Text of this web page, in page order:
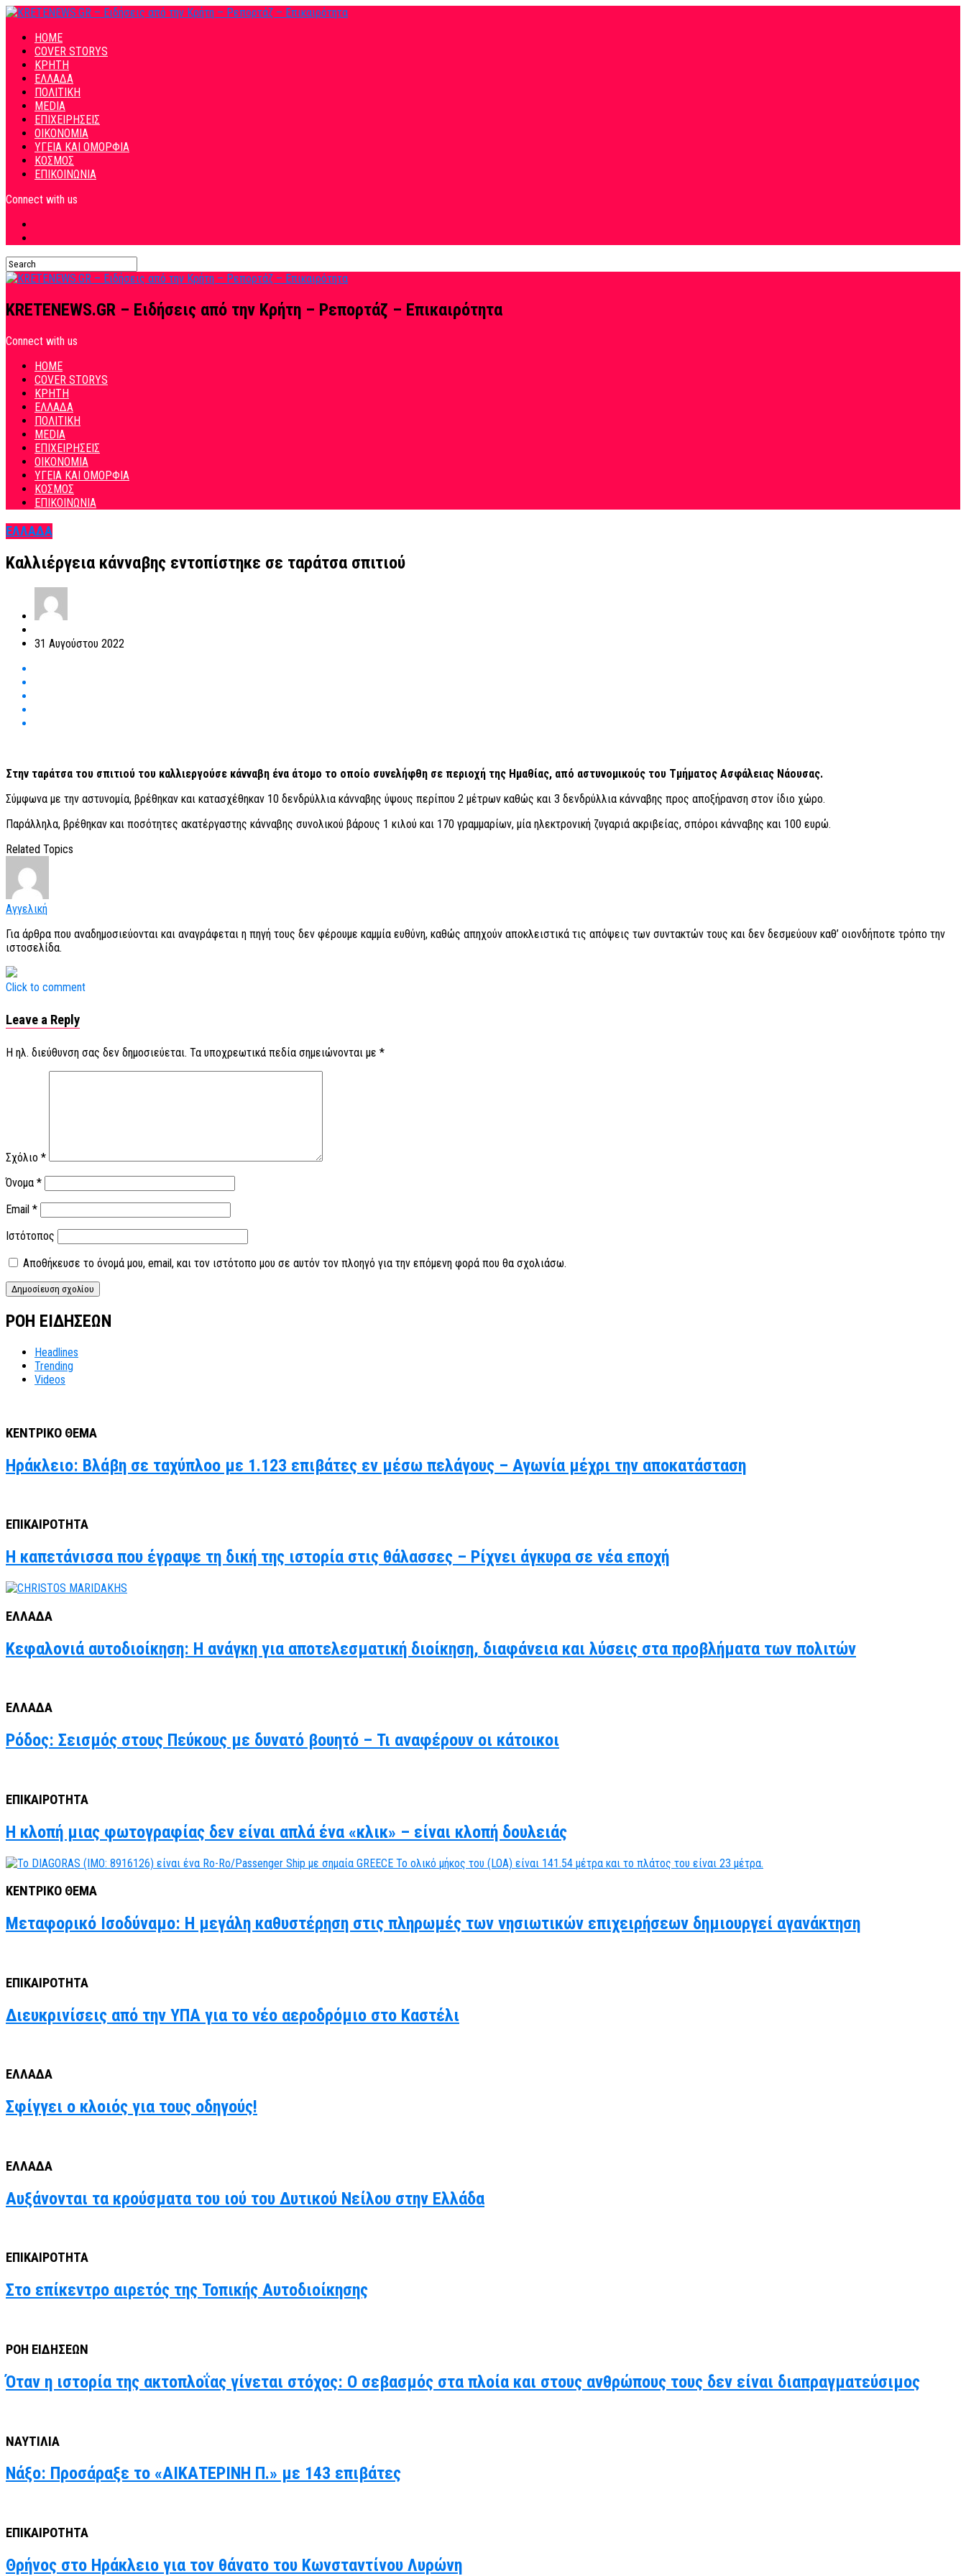
HOME
COVER STORYS
ΚΡΗΤΗ
ΕΛΛΑΔΑ
ΠΟΛΙΤΙΚΗ
MEDIA
ΕΠΙΧΕΙΡΗΣΕΙΣ
ΟΙΚΟΝΟΜΙΑ
ΥΓΕΙΑ ΚΑΙ ΟΜΟΡΦΙΑ
ΚΟΣΜΟΣ
ΕΠΙΚΟΙΝΩΝΙΑ
Connect with us
KRETENEWS.GR – Ειδήσεις από την Κρήτη – Ρεπορτάζ – Επικαιρότητα
Connect with us
HOME
COVER STORYS
ΚΡΗΤΗ
ΕΛΛΑΔΑ
ΠΟΛΙΤΙΚΗ
MEDIA
ΕΠΙΧΕΙΡΗΣΕΙΣ
ΟΙΚΟΝΟΜΙΑ
ΥΓΕΙΑ ΚΑΙ ΟΜΟΡΦΙΑ
ΚΟΣΜΟΣ
ΕΠΙΚΟΙΝΩΝΙΑ
ΕΛΛΑΔΑ
Καλλιέργεια κάνναβης εντοπίστηκε σε ταράτσα σπιτιού
31 Αυγούστου 2022
Στην ταράτσα του σπιτιού του καλλιεργούσε κάνναβη ένα άτομο το οποίο συνελήφθη σε περιοχή της Ημαθίας, από αστυνομικούς του Τμήματος Ασφάλειας Νάουσας.
Σύμφωνα με την αστυνομία, βρέθηκαν και κατασχέθηκαν 10 δενδρύλλια κάνναβης ύψους περίπου 2 μέτρων καθώς και 3 δενδρύλλια κάνναβης προς αποξήρανση στον ίδιο χώρο.
Παράλληλα, βρέθηκαν και ποσότητες ακατέργαστης κάνναβης συνολικού βάρους 1 κιλού και 170 γραμμαρίων, μία ηλεκτρονική ζυγαριά ακριβείας, σπόροι κάνναβης και 100 ευρώ.
Related Topics
Αγγελική
Για άρθρα που αναδημοσιεύονται και αναγράφεται η πηγή τους δεν φέρουμε καμμία ευθύνη, καθώς απηχούν αποκλειστικά τις απόψεις των συντακτών τους και δεν δεσμεύουν καθ’ οιονδήποτε τρόπο την
ιστοσελίδα.
Click to comment
Leave a Reply
Η ηλ. διεύθυνση σας δεν δημοσιεύεται. Τα υποχρεωτικά πεδία σημειώνονται με *
Σχόλιο *
Όνομα *
Email *
Ιστότοπος
Αποθήκευσε το όνομά μου, email, και τον ιστότοπο μου σε αυτόν τον πλοηγό για την επόμενη φορά που θα σχολιάσω.
ΡΟΗ ΕΙΔΗΣΕΩΝ
Headlines
Trending
Videos
ΚΕΝΤΡΙΚΟ ΘΕΜΑ
Ηράκλειο: Βλάβη σε ταχύπλοο με 1.123 επιβάτες εν μέσω πελάγους – Αγωνία μέχρι την αποκατάσταση
ΕΠΙΚΑΙΡΟΤΗΤΑ
Η καπετάνισσα που έγραψε τη δική της ιστορία στις θάλασσες – Ρίχνει άγκυρα σε νέα εποχή
ΕΛΛΑΔΑ
Κεφαλονιά αυτοδιοίκηση: Η ανάγκη για αποτελεσματική διοίκηση, διαφάνεια και λύσεις στα προβλήματα των πολιτών
ΕΛΛΑΔΑ
Ρόδος: Σεισμός στους Πεύκους με δυνατό βουητό – Τι αναφέρουν οι κάτοικοι
ΕΠΙΚΑΙΡΟΤΗΤΑ
Η κλοπή μιας φωτογραφίας δεν είναι απλά ένα «κλικ» – είναι κλοπή δουλειάς
ΚΕΝΤΡΙΚΟ ΘΕΜΑ
Μεταφορικό Ισοδύναμο: Η μεγάλη καθυστέρηση στις πληρωμές των νησιωτικών επιχειρήσεων δημιουργεί αγανάκτηση
ΕΠΙΚΑΙΡΟΤΗΤΑ
Διευκρινίσεις από την ΥΠΑ για το νέο αεροδρόμιο στο Καστέλι
ΕΛΛΑΔΑ
Σφίγγει ο κλοιός για τους οδηγούς!
ΕΛΛΑΔΑ
Αυξάνονται τα κρούσματα του ιού του Δυτικού Νείλου στην Ελλάδα
ΕΠΙΚΑΙΡΟΤΗΤΑ
Στο επίκεντρο αιρετός της Τοπικής Αυτοδιοίκησης
ΡΟΗ ΕΙΔΗΣΕΩΝ
Όταν η ιστορία της ακτοπλοΐας γίνεται στόχος: Ο σεβασμός στα πλοία και στους ανθρώπους τους δεν είναι διαπραγματεύσιμος
ΝΑΥΤΙΛΙΑ
Νάξο: Προσάραξε το «ΑΙΚΑΤΕΡΙΝΗ Π.» με 143 επιβάτες
ΕΠΙΚΑΙΡΟΤΗΤΑ
Θρήνος στο Ηράκλειο για τον θάνατο του Κωνσταντίνου Λυρώνη